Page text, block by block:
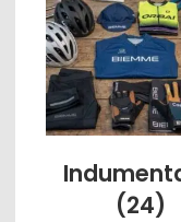
(24)